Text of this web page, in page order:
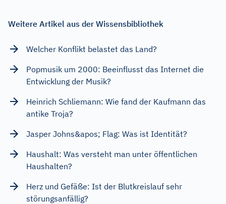
Weitere Artikel aus der Wissensbibliothek
Welcher Konflikt belastet das Land?
Popmusik um 2000: Beeinflusst das Internet die
Entwicklung der Musik?
Heinrich Schliemann: Wie fand der Kaufmann das
antike Troja?
Jasper Johns&apos; Flag: Was ist Identität?
Haushalt: Was versteht man unter öffentlichen
Haushalten?
Herz und Gefäße: Ist der Blutkreislauf sehr
störungsanfällig?